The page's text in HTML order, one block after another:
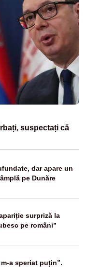
suspectați că
dar apare un
pe Dunăre
surpriză la
pe români”
a speriat puțin”.